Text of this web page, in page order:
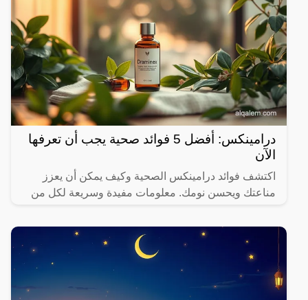
درامينكس: أفضل 5 فوائد صحية يجب أن تعرفها
الآن
اكتشف فوائد درامينكس الصحية وكيف يمكن أن يعزز
مناعتك ويحسن نومك. معلومات مفيدة وسريعة لكل من